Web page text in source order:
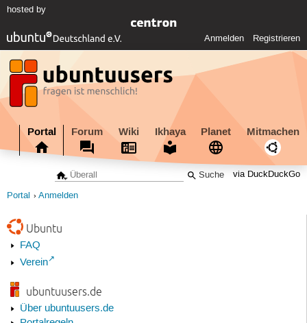
hosted by
Anmelden Registrieren
Portal Forum Wiki Ikhaya Planet Mitmachen
via DuckDuckGo
Portal Anmelden
Ubuntu
FAQ
Verein
ubuntuusers.de
Über ubuntuusers.de